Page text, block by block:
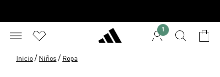
1
Inicio / Niños / Ropa